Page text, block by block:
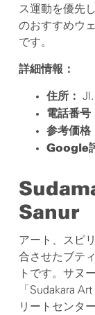
ス運動を優先
のおすすめウ
です。
詳細情報：
住所： Jl.
電話番号
参考価格
Google
Sanur
アート、スピ
合させたブテ
トです。サヌ
「Sudakara
リートセンタ